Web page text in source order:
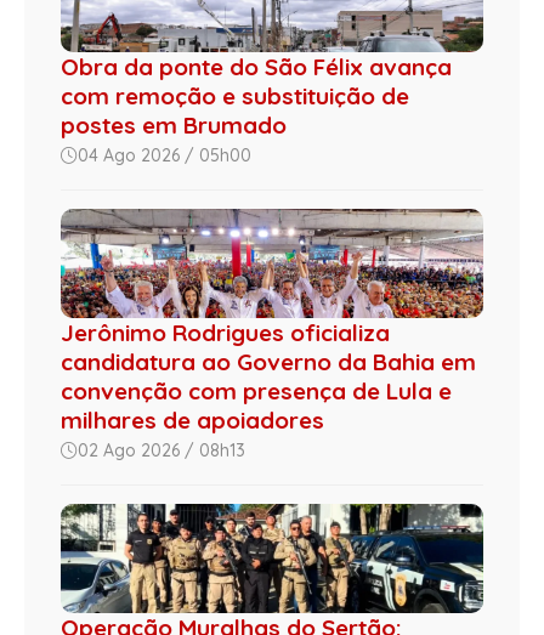
Obra da ponte do São Félix avança
com remoção e substituição de
postes em Brumado
04 Ago 2026 / 05h00
Jerônimo Rodrigues oficializa
candidatura ao Governo da Bahia em
convenção com presença de Lula e
milhares de apoiadores
02 Ago 2026 / 08h13
Operação Muralhas do Sertão: